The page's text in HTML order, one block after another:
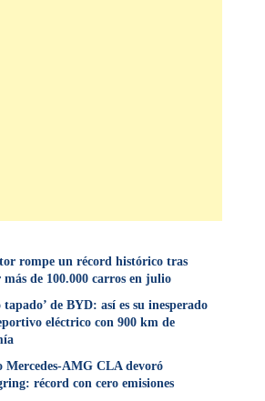
rompe un récord histórico tras
más de 100.000 carros en julio
tapado’ de BYD: así es su inesperado
eléctrico con 900 km de
Mercedes-AMG CLA devoró
récord con cero emisiones